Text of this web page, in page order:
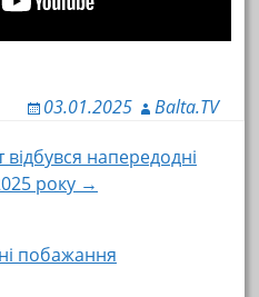
03.01.2025 Balta.TV
напередодні
року →
побажання